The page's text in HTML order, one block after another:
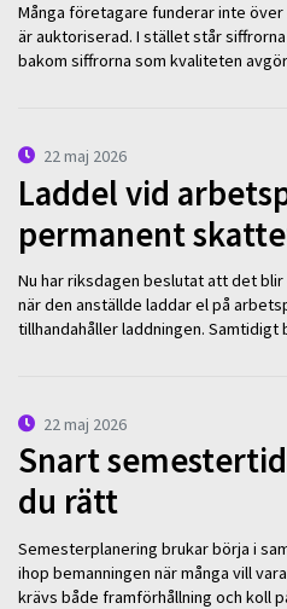
Många företagare funderar inte
är auktoriserad. I stället står
bakom siffrorna som kvaliteten
22 maj 2026
Laddel vid
permanent
Nu har riksdagen beslutat att det
när den anställde laddar el på
tillhandahåller laddningen.
22 maj 2026
Snart
du rätt
Semesterplanering brukar börja i
ihop bemanningen när många vill
krävs både framförhållning och koll